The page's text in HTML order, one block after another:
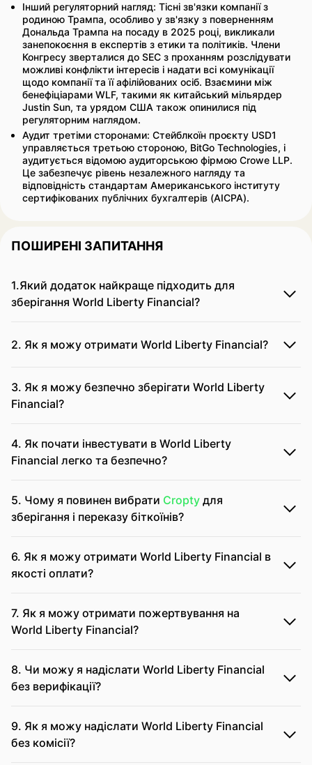
Інший регуляторний нагляд: Тісні зв'язки компанії з
родиною Трампа, особливо у зв'язку з поверненням
Дональда Трампа на посаду в 2025 році, викликали
занепокоєння в експертів з етики та політиків. Члени
Конгресу зверталися до SEC з проханням розслідувати
можливі конфлікти інтересів і надати всі комунікації
щодо компанії та її афілійованих осіб. Взаємини між
бенефіціарами WLF, такими як китайський мільярдер
Justin Sun, та урядом США також опинилися під
регуляторним наглядом.
Аудит третіми сторонами: Стейблкоїн проєкту USD1
управляється третьою стороною, BitGo Technologies, і
аудитується відомою аудиторською фірмою Crowe LLP.
Це забезпечує рівень незалежного нагляду та
відповідність стандартам Американського інституту
сертифікованих публічних бухгалтерів (AICPA).
ПОШИРЕНІ ЗАПИТАННЯ
1.Який додаток найкраще підходить для
зберігання World Liberty Financial?
2. Як я можу отримати World Liberty Financial?
3. Як я можу безпечно зберігати World Liberty
Financial?
4. Як почати інвестувати в World Liberty
Financial легко та безпечно?
5. Чому я повинен вибрати Cropty для
зберігання і переказу біткоїнів?
6. Як я можу отримати World Liberty Financial в
якості оплати?
7. Як я можу отримати пожертвування на
World Liberty Financial?
8. Чи можу я надіслати World Liberty Financial
без верифікації?
9. Як я можу надіслати World Liberty Financial
без комісії?